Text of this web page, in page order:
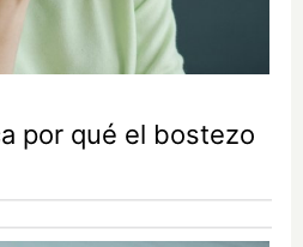
por qué el bostezo